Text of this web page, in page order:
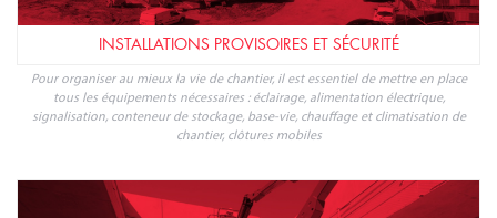
INSTALLATIONS PROVISOIRES ET SÉCURITÉ
Pour organiser au mieux la vie de chantier, il est essentiel de mettre en place
tous les équipements nécessaires : éclairage, alimentation électrique,
signalisation, conteneur de stockage, base-vie, chauffage et climatisation de
chantier, clôtures mobiles